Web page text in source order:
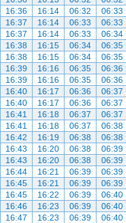
06:33
06:32
16:14
16:36
06:33
06:33
16:14
16:37
06:34
06:33
16:14
16:37
06:35
06:34
16:15
16:38
06:35
06:34
16:15
16:38
06:36
06:35
16:16
16:39
06:36
06:35
16:16
16:39
06:37
06:36
16:17
16:40
06:37
06:36
16:17
16:40
06:37
06:37
16:18
16:41
06:38
06:37
16:18
16:41
06:38
06:38
16:19
16:42
06:39
06:38
16:20
16:43
06:39
06:38
16:20
16:43
06:39
06:39
16:21
16:44
06:39
06:39
16:21
16:45
06:40
06:39
16:22
16:45
06:40
06:39
16:23
16:46
06:40
06:39
16:23
16:47